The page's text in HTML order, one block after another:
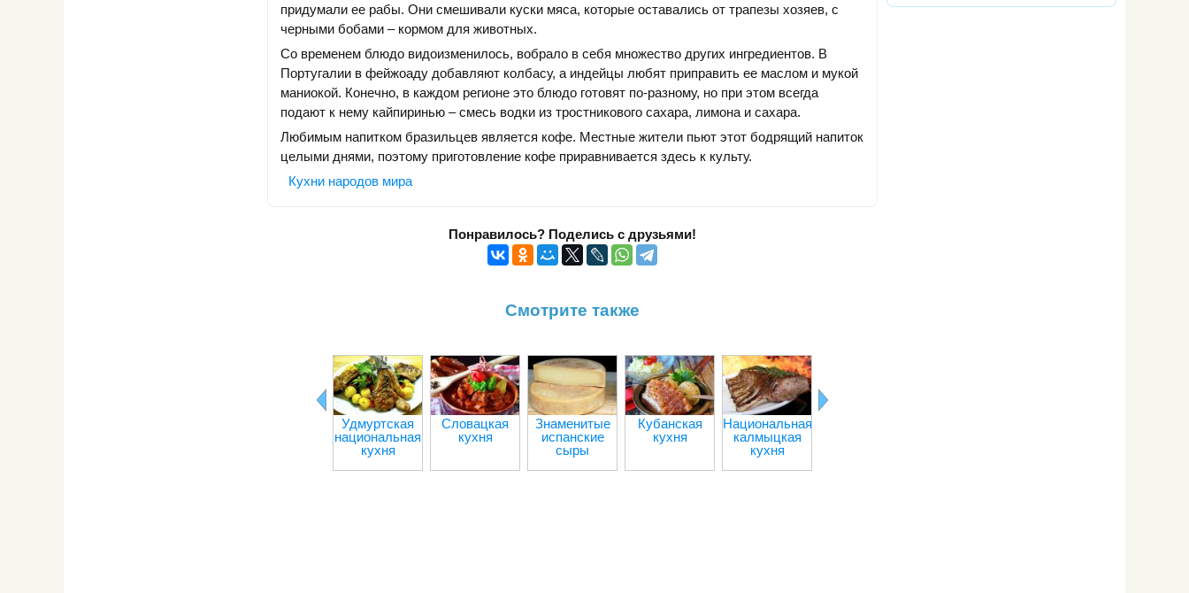
придумали ее рабы. Они смешивали куски мяса, которые оставались от трапезы хозяев, с
черными бобами – кормом для животных.
Со временем блюдо видоизменилось, вобрало в себя множество других ингредиентов. В
Португалии в фейжоаду добавляют колбасу, а индейцы любят приправить ее маслом и мукой
маниокой. Конечно, в каждом регионе это блюдо готовят по-разному, но при этом всегда
подают к нему кайпиринью – смесь водки из тростникового сахара, лимона и сахара.
Любимым напитком бразильцев является кофе. Местные жители пьют этот бодрящий напиток
целыми днями, поэтому приготовление кофе приравнивается здесь к культу.
Кухни народов мира
Понравилось? Поделись с друзьями!
Смотрите также
Удмуртская
национальная
кухня
Словацкая
кухня
Знаменитые
испанские
сыры
Кубанская
кухня
Национальная
калмыцкая
кухня